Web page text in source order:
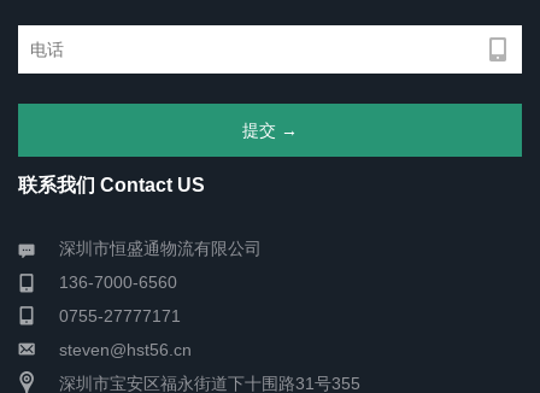
联系我们 Contact US
深圳市恒盛通物流有限公司
136-7000-6560
0755-27777171
steven@hst56.cn
深圳市宝安区福永街道下十围路31号355